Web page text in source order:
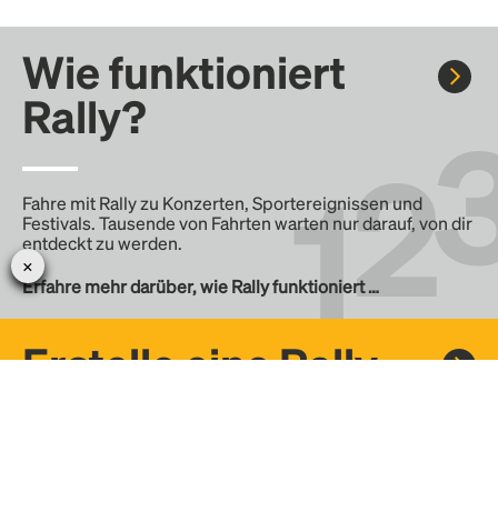
Wie funktioniert
Rally?
Fahre mit Rally zu Konzerten, Sportereignissen und
Festivals. Tausende von Fahrten warten nur darauf, von dir
entdeckt zu werden.
Erfahre mehr darüber, wie Rally funktioniert …
Erstelle eine Rally